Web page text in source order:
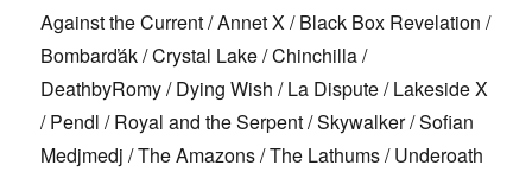
Against the Current / Annet X / Black Box Revelation /
Bombarďák / Crystal Lake / Chinchilla /
DeathbyRomy / Dying Wish / La Dispute / Lakeside X
/ Pendl / Royal and the Serpent / Skywalker / Sofian
Medjmedj / The Amazons / The Lathums / Underoath